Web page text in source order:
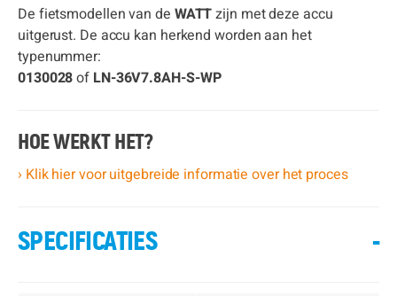
De fietsmodellen van de WATTzijn met deze accu
uitgerust. De accu kan herkend worden aan het
typenummer:
0130028of LN-36V7.8AH-S-WP
HOE WERKT HET?
› Klik hier voor uitgebreide informatie over het proces
SPECIFICATIES -